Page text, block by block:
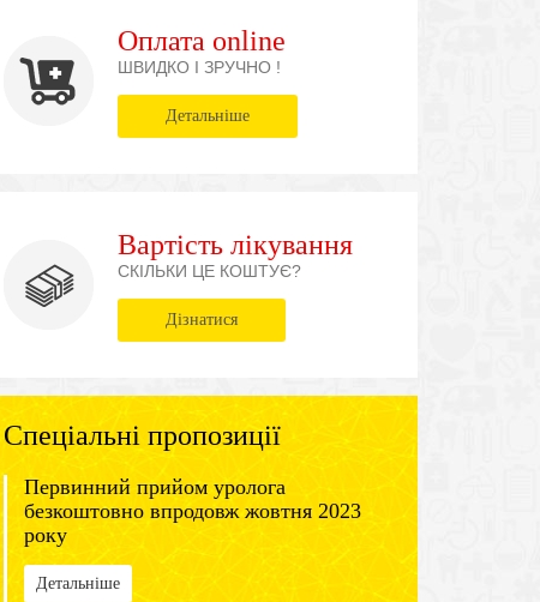
Оплата online
ШВИДКО І ЗРУЧНО !
Детальніше
Вартість лікування
СКІЛЬКИ ЦЕ КОШТУЄ?
Дізнатися
Спеціальні пропозиції
Первинний прийом уролога
безкоштовно впродовж жовтня 2023
року
Детальніше